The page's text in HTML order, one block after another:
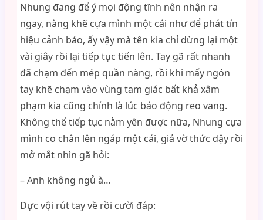
Nhung đang để ý mọi động tĩnh nên nhận ra
ngay, nàng khẽ cựa mình một cái như để phát tín
hiệu cảnh báo, ấy vậy mà tên kia chỉ dừng lại một
vài giây rồi lại tiếp tục tiến lên. Tay gã rất nhanh
đã chạm đến mép quần nàng, rồi khi mấy ngón
tay khẽ chạm vào vùng tam giác bất khả xâm
phạm kia cũng chính là lúc báo động reo vang.
Không thể tiếp tục nằm yên được nữa, Nhung cựa
mình co chân lên ngáp một cái, giả vờ thức dậy rồi
mở mắt nhìn gã hỏi:
– Anh không ngủ à…
Dực vội rút tay về rồi cười đáp: